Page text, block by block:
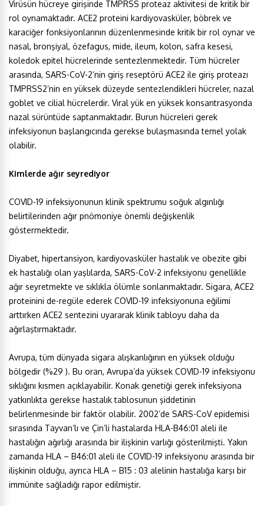
Virüsün hücreye girişinde TMPRSS proteaz aktivitesi de kritik bir
rol oynamaktadır. ACE2 proteini kardiyovasküler, böbrek ve
karaciğer fonksiyonlarının düzenlenmesinde kritik bir rol oynar ve
nasal, bronşiyal, özefagus, mide, ileum, kolon, safra kesesi,
koledok epitel hücrelerinde sentezlenmektedir. Tüm hücreler
arasında, SARS-CoV-2’nin giriş reseptörü ACE2 ile giriş proteazı
TMPRSS2’nin en yüksek düzeyde sentezlendikleri hücreler, nazal
goblet ve cilial hücrelerdir. Viral yük en yüksek konsantrasyonda
nazal sürüntüde saptanmaktadır. Burun hücreleri gerek
infeksiyonun başlangıcında gerekse bulaşmasında temel yolak
olabilir.
Kimlerde ağır seyrediyor
COVID-19 infeksiyonunun klinik spektrumu soğuk algınlığı
belirtilerinden ağır pnömoniye önemli değişkenlik
göstermektedir.
Diyabet, hipertansiyon, kardiyovasküler hastalık ve obezite gibi
ek hastalığı olan yaşlılarda, SARS-CoV-2 infeksiyonu genellikle
ağır seyretmekte ve sıklıkla ölümle sonlanmaktadır. Sigara, ACE2
proteinini de-regüle ederek COVID-19 infeksiyonuna eğilimi
arttırken ACE2 sentezini uyararak klinik tabloyu daha da
ağırlaştırmaktadır.
Avrupa, tüm dünyada sigara alışkanlığının en yüksek olduğu
bölgedir (%29 ). Bu oran, Avrupa’da yüksek COVID-19 infeksiyonu
sıklığını kısmen açıklayabilir. Konak genetiği gerek infeksiyona
yatkınlıkta gerekse hastalık tablosunun şiddetinin
belirlenmesinde bir faktör olabilir. 2002’de SARS-CoV epidemisi
sırasında Tayvan’lı ve Çin’li hastalarda HLA-B46:01 aleli ile
hastalığın ağırlığı arasında bir ilişkinin varlığı gösterilmişti. Yakın
zamanda HLA – B46:01 aleli ile COVID-19 infeksiyonu arasında bir
ilişkinin olduğu, ayrıca HLA – B15 : 03 alelinin hastalığa karşı bir
immünite sağladığı rapor edilmiştir.